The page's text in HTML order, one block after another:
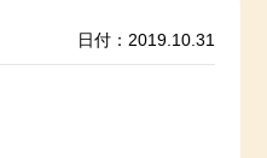
日付：2019.10.31